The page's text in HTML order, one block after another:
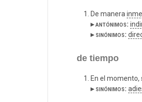
De manera
▸ antónimos:
▸ sinónimos:
de tiempo
En el momento,
▸ sinónimos: